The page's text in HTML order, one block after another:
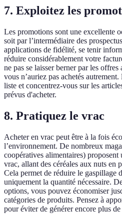
7. Exploitez les
Les promotions sont une excellente
soit par l’intermédiaire des
applications de fidélité, se tenir
réduire considérablement votre
ne pas se laisser berner par les
vous n’auriez pas achetés
liste et concentrez-vous sur les
prévus d'acheter.
8. Pratiquez le vrac
Acheter en vrac peut être à la fois
l’environnement. De nombreux
coopératives alimentaires) proposent
vrac, allant des céréales aux nuts en
Cela permet de réduire le gaspillage
uniquement la quantité nécessaire.
options, vous pouvez économiser
catégories de produits. Pensez à
pour éviter de générer encore plus de